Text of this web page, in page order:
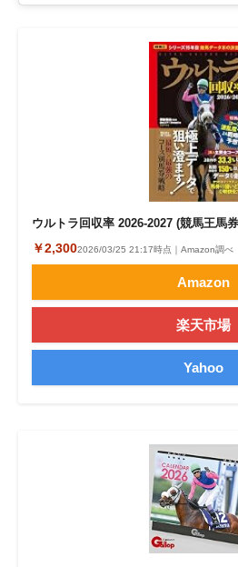
ウルトラ回収率 2026-2027 (競馬王馬
￥2,3002026/03/25 21:17時点｜Amazon調べ
Amazon
楽天市場
Yahoo